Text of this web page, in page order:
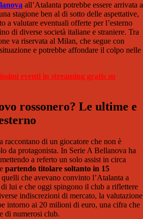
all’Atalanta potrebbe essere arrivata a
stagione ben al di sotto delle aspettative,
a valutare eventuali offerte per l’esterno
di diverse società italiane e straniere. Tra
va riservata al Milan, che segue con
e potrebbe affondare il colpo nelle
eventi in streaming gratis su
rossonero? Le ultime e
raccontano di un giocatore che non è
da protagonista. In Serie A Bellanova ha
a referto un solo assist in circa
partendo titolare soltanto in 15
che avevano convinto l’Atalanta a
lui e che oggi spingono il club a riflettere
indiscrezioni di mercato, la valutazione
intorno ai 20 milioni di euro, una cifra che
di numerosi club.